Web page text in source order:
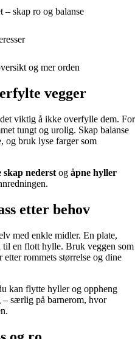
– skap ro og balanse
og mer orden
vegger
viktig å ikke overfylle dem. For
tungt og urolig. Skap balanse
og bruk lyse farger som
skap nederst og åpne hyller
etter behov
med enkle midler. En plate,
en flott hylle. Bruk veggen som
rommets størrelse og dine
kan flytte hyller og oppheng
– særlig på barnerom, hvor